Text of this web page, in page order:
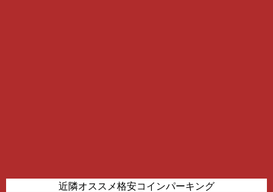
近隣オススメ格安コインパーキング